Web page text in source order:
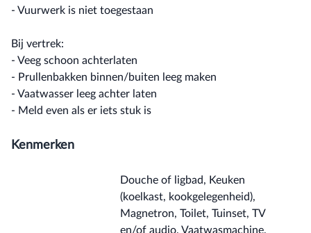
- Vuurwerk is niet toegestaan
Bij vertrek:
- Veeg schoon achterlaten
- Prullenbakken binnen/buiten leeg maken
- Vaatwasser leeg achter laten
- Meld even als er iets stuk is
Kenmerken
Douche of ligbad, Keuken
(koelkast, kookgelegenheid),
Magnetron, Toilet, Tuinset, TV
en/of audio, Vaatwasmachine,